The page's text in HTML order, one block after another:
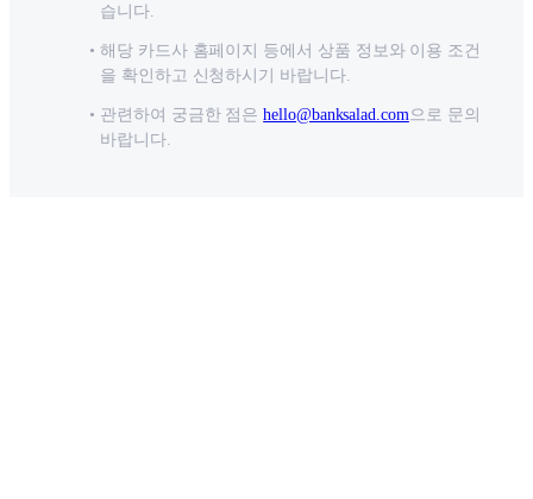
습니다.
해당 카드사 홈페이지 등에서 상품 정보와 이용 조건
을 확인하고 신청하시기 바랍니다.
관련하여 궁금한 점은 hello@banksalad.com 으로 문의
바랍니다.